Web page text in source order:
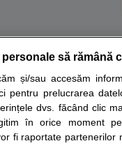
Autoevaluare simptome
ale medicilor, sfaturile si
stabilit in urma
pentru programare in
să rămână
și/sau accesăm
pentru prelucrarea
dvs. făcând clic
în orice moment
fi raportate partenerilor